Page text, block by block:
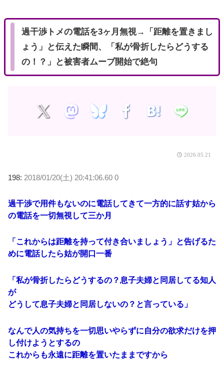
過干渉トメの電話を3ヶ月無視→「距離を置きまし
ょう」と伝えた瞬間、「私が骨折したらどうする
の！？」と被害者ムーブ開始で絶句
2026.05.21
198: 2018/01/20(土) 20:41:06.60 0
過干渉で用件もないのに電話してきて一方的に話す姑から
の電話を一切無視して三か月
「これからは距離を持って付き合いましょう」と告げるた
めに電話したら姑が開口一番
「私が骨折したらどうするの？息子夫婦と同居してる知人
が
どうして息子夫婦と同居しないの？と言っている」
なんで人の気持ちを一切思いやらずに自分の欲求だけを押
し付けようとするの
これからも永遠に距離を置いたままですから